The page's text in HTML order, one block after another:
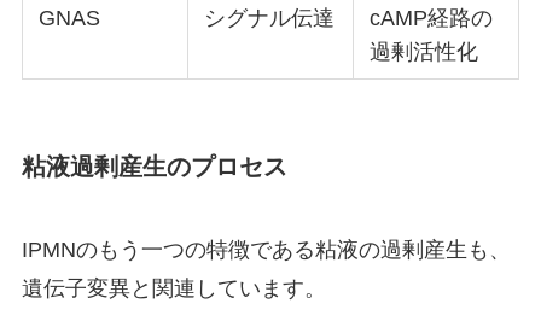
GNAS シグナル伝達
cAMP経路の
過剰活性化
粘液過剰産生のプロセス
IPMNのもう一つの特徴である粘液の過剰産生も、
遺伝子変異と関連しています。